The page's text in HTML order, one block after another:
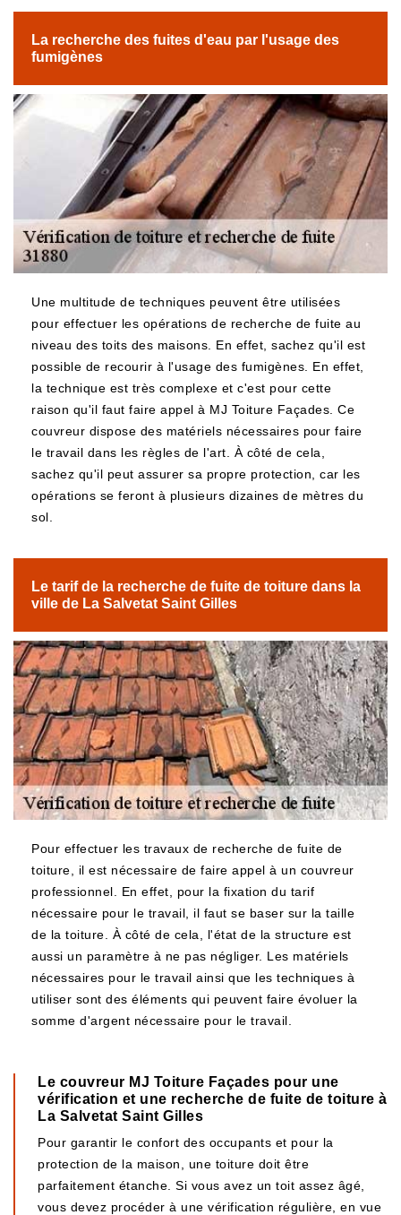
La recherche des fuites d'eau par l'usage des
fumigènes
Une multitude de techniques peuvent être utilisées
pour effectuer les opérations de recherche de fuite au
niveau des toits des maisons. En effet, sachez qu'il est
possible de recourir à l'usage des fumigènes. En effet,
la technique est très complexe et c'est pour cette
raison qu'il faut faire appel à MJ Toiture Façades. Ce
couvreur dispose des matériels nécessaires pour faire
le travail dans les règles de l'art. À côté de cela,
sachez qu'il peut assurer sa propre protection, car les
opérations se feront à plusieurs dizaines de mètres du
sol.
Le tarif de la recherche de fuite de toiture dans la
ville de La Salvetat Saint Gilles
Pour effectuer les travaux de recherche de fuite de
toiture, il est nécessaire de faire appel à un couvreur
professionnel. En effet, pour la fixation du tarif
nécessaire pour le travail, il faut se baser sur la taille
de la toiture. À côté de cela, l'état de la structure est
aussi un paramètre à ne pas négliger. Les matériels
nécessaires pour le travail ainsi que les techniques à
utiliser sont des éléments qui peuvent faire évoluer la
somme d'argent nécessaire pour le travail.
Le couvreur MJ Toiture Façades pour une
vérification et une recherche de fuite de toiture à
La Salvetat Saint Gilles
Pour garantir le confort des occupants et pour la
protection de la maison, une toiture doit être
parfaitement étanche. Si vous avez un toit assez âgé,
vous devez procéder à une vérification régulière, en vue